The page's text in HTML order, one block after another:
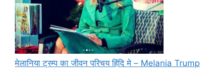
मेलानिया ट्रम्प का जीवन परिचय हिंदि मे – Melania Trump